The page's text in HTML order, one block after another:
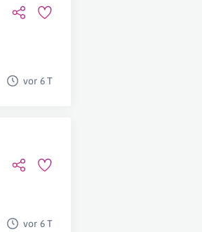
vor 6 T
vor 6 T